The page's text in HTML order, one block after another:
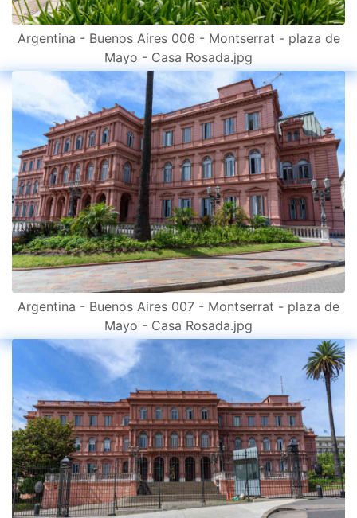
Argentina - Buenos Aires 006 - Montserrat - plaza de
Mayo - Casa Rosada.jpg
Argentina - Buenos Aires 007 - Montserrat - plaza de
Mayo - Casa Rosada.jpg